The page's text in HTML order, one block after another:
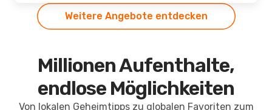
Weitere Angebote entdecken
Millionen Aufenthalte,
endlose Möglichkeiten
Von lokalen Geheimtipps zu globalen Favoriten zum